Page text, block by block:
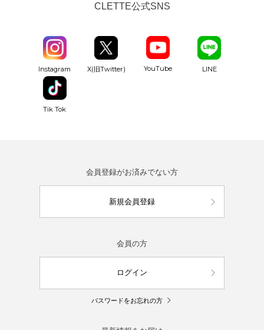
CLETTE公式SNS
Instagram X(旧Twitter) YouTube LINE
Tik Tok
会員登録がお済みでない方
新規会員登録
会員の方
ログイン
パスワードをお忘れの方